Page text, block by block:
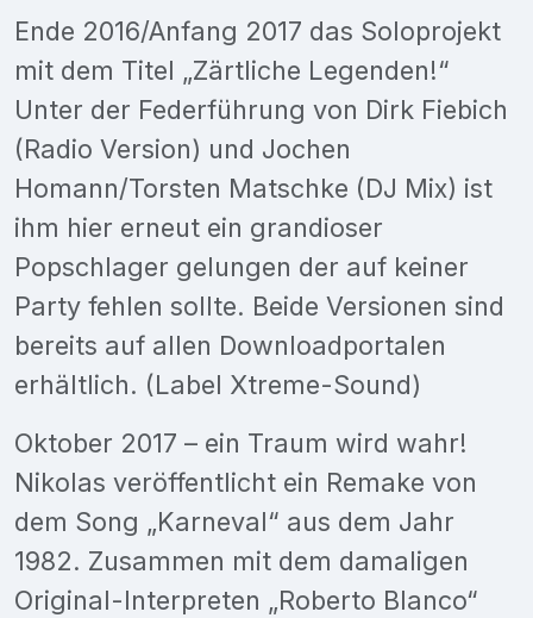
Ende 2016/Anfang 2017 das Soloprojekt
mit dem Titel „Zärtliche Legenden!“
Unter der Federführung von Dirk Fiebich
(Radio Version) und Jochen
Homann/Torsten Matschke (DJ Mix) ist
ihm hier erneut ein grandioser
Popschlager gelungen der auf keiner
Party fehlen sollte. Beide Versionen sind
bereits auf allen Downloadportalen
erhältlich. (Label Xtreme-Sound)
Oktober 2017 – ein Traum wird wahr!
Nikolas veröffentlicht ein Remake von
dem Song „Karneval“ aus dem Jahr
1982. Zusammen mit dem damaligen
Original-Interpreten „Roberto Blanco“